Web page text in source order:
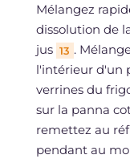
Mélangez
dissolution de
jus 13 .
l'intérieur d'un
verrines du
sur la panna
remettez au
pendant au